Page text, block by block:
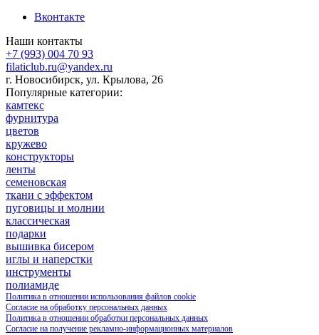
Вконтакте
Наши контакты
+7 (993) 004 70 93
filaticlub.ru@yandex.ru
г. Новосибирск, ул. Крылова, 26
Популярные категории:
камтекс
фурнитура
цветов
кружево
конструкторы
ленты
семеновская
ткани с эффектом
пуговицы и молнии
классическая
подарки
вышивка бисером
иглы и наперстки
инструменты
полиамиде
Политика в отношении использования файлов cookie
Согласие на обработку персональных данных
Политика в отношении обработки персональных данных
Согласие на получение рекламно-информационных материалов